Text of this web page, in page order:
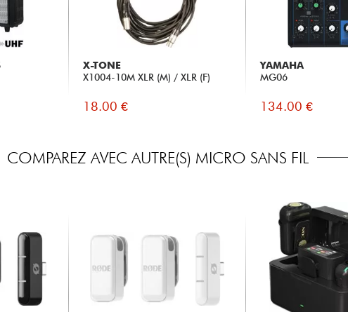
X-TONE
X1004-10M XLR (M) / XLR (F)
18.00 €
YAMAHA
MG06
134.00 €
COMPAREZ AVEC AUTRE(S) MICRO SANS FIL